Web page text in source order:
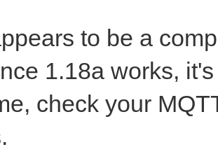
to be a
1.18a works,
check your